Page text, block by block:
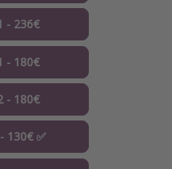
- 236€
- 180€
- 180€
130€ ✅